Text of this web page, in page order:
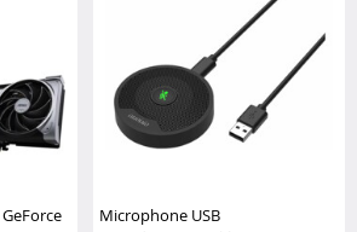
Microphone USB